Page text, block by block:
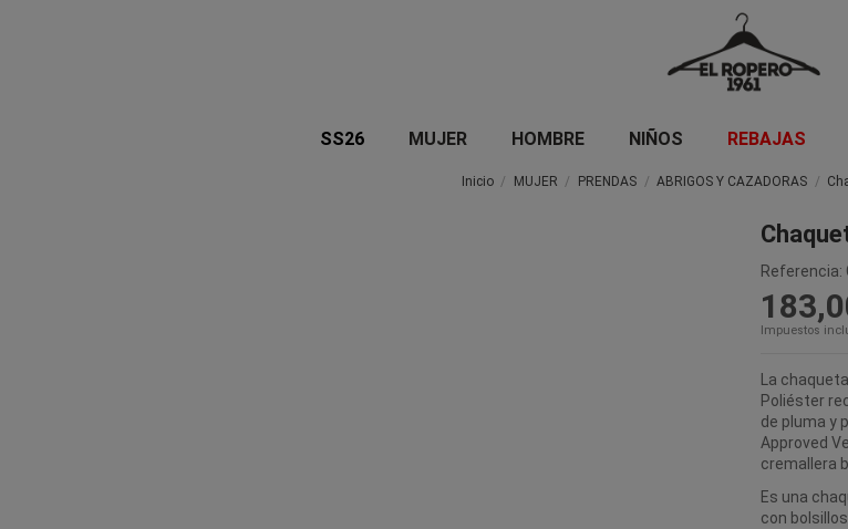
SS26 MUJER HOMBRE NIÑOS REBAJAS
Inicio MUJER PRENDAS ABRIGOS Y CAZADORAS
Referencia:
Impuestos
La
Poliéster
de pluma y
Approved
cremallera
Es una
con